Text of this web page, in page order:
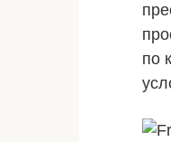
по